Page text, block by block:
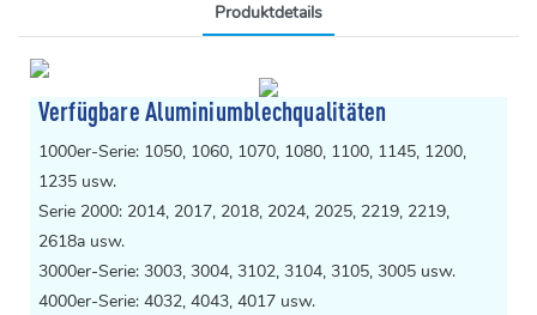
Produktdetails
Verfügbare Aluminiumblechqualitäten
1000er-Serie: 1050, 1060, 1070, 1080, 1100, 1145, 1200,
1235 usw.
Serie 2000: 2014, 2017, 2018, 2024, 2025, 2219, 2219,
2618a usw.
3000er-Serie: 3003, 3004, 3102, 3104, 3105, 3005 usw.
4000er-Serie: 4032, 4043, 4017 usw.